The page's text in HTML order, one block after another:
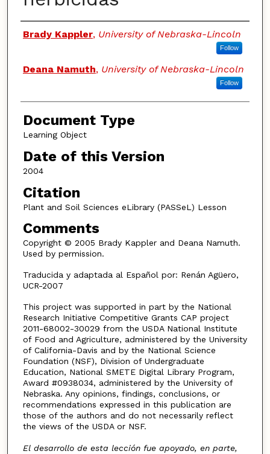
Authors
Brady Kappler, University of Nebraska-Lincoln
Follow
Deana Namuth, University of Nebraska-Lincoln
Follow
Document Type
Learning Object
Date of this Version
2004
Citation
Plant and Soil Sciences eLibrary (PASSeL) Lesson
Comments
Copyright © 2005 Brady Kappler and Deana Namuth.
Used by permission.
Traducida y adaptada al Español por: Renán Agüero,
UCR-2007
This project was supported in part by the National
Research Initiative Competitive Grants CAP project
2011-68002-30029 from the USDA National Institute
of Food and Agriculture, administered by the University
of California-Davis and by the National Science
Foundation (NSF), Division of Undergraduate
Education, National SMETE Digital Library Program,
Award #0938034, administered by the University of
Nebraska. Any opinions, findings, conclusions, or
recommendations expressed in this publication are
those of the authors and do not necessarily reflect
the views of the USDA or NSF.
El desarrollo de esta lección fue apoyado, en parte,